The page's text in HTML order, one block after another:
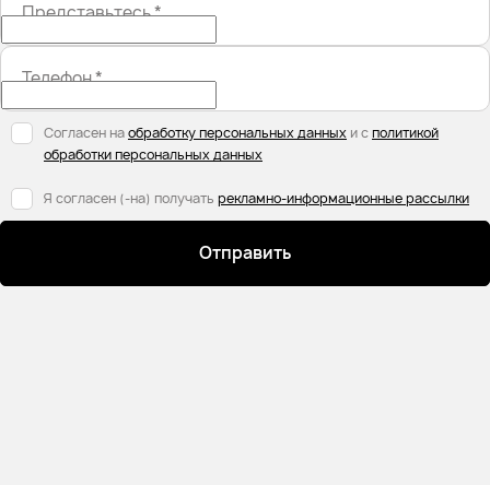
Представьтесь*
Телефон*
Согласен наобработку персональных данных и сполитикой
обработки персональных данных
Я согласен (-на) получать рекламно-информационные рассылки
Отправить